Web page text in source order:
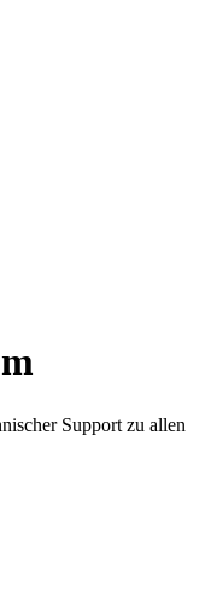
Support zu allen